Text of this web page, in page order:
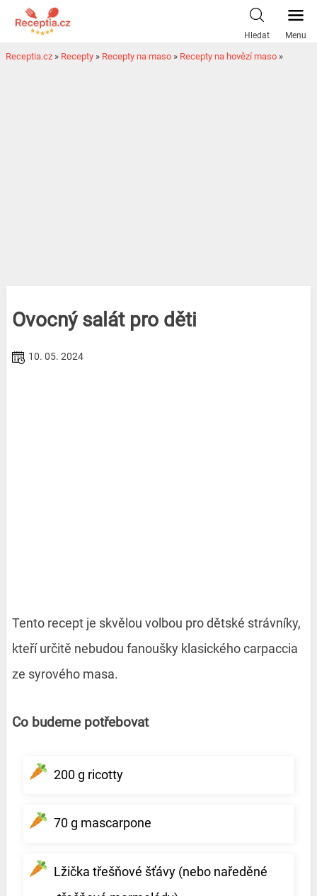
Hledat Menu
Receptia.cz » Recepty » Recepty na maso » Recepty na hovězí maso »
Ovocný salát pro děti
10. 05. 2024
Tento recept je skvělou volbou pro dětské strávníky,
kteří určitě nebudou fanoušky klasického carpaccia
ze syrového masa.
Co budeme potřebovat
200 g ricotty
70 g mascarpone
Lžička třešňové šťávy (nebo naředěné